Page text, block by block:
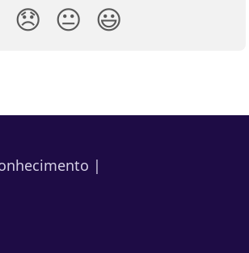
😞 😐 😃